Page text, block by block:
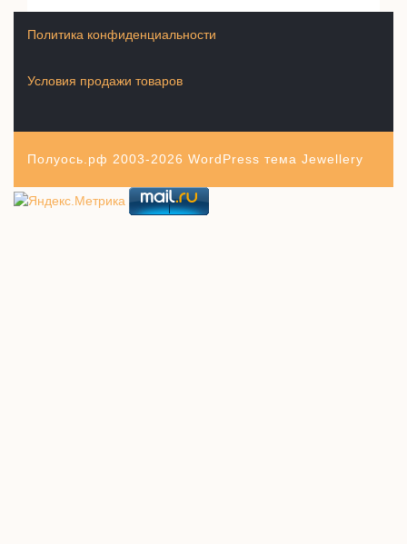
Условия продажи товаров
Политика конфиденциальности
Полуось.рф 2003-2026 WordPress тема Jewellery